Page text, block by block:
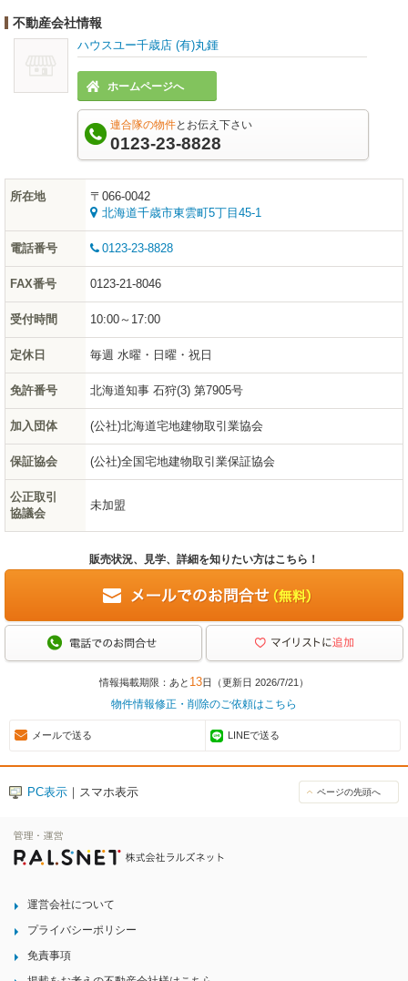
不動産会社情報
ハウスユー千歳店 (有)丸鍾
ホームページへ
連合隊の物件とお伝え下さい
0123-23-8828
所在地
〒066-0042
北海道千歳市東雲町5丁目45-1
電話番号 0123-23-8828
FAX番号 0123-21-8046
受付時間 10:00～17:00
定休日 毎週 水曜・日曜・祝日
免許番号 北海道知事 石狩(3) 第7905号
加入団体 (公社)北海道宅地建物取引業協会
保証協会 (公社)全国宅地建物取引業保証協会
公正取引
協議会
未加盟
販売状況、見学、詳細を知りたい方はこちら！
情報掲載期限：あと 13日（更新日 2026/7/21）
物件情報修正・削除のご依頼はこちら
メールで送る LINEで送る
PC表示 ｜スマホ表示 ページの先頭へ
運営会社について
プライバシーポリシー
免責事項